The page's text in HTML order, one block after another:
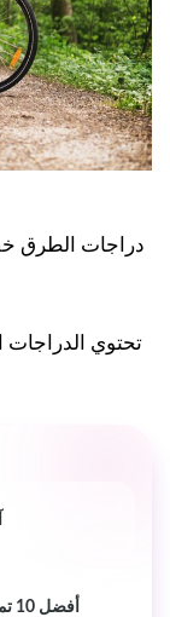
دراجات الطرق
تحتوي الدراجات
أفضل 10 تمارين على التراس لفقدان الوزن بسرعة